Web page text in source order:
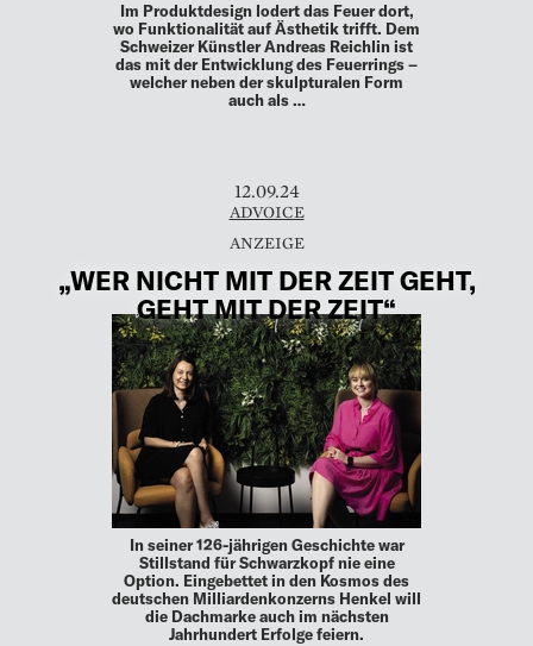
Im Produktdesign lodert das Feuer dort,
wo Funktionalität auf Ästhetik trifft. Dem
Schweizer Künstler Andreas Reichlin ist
das mit der Entwicklung des Feuerrings –
welcher neben der skulpturalen Form
auch als …
12.09.24
ADVOICE
„WER NICHT MIT DER ZEIT GEHT,
GEHT MIT DER ZEIT“
In seiner 126-jährigen Geschichte war
Stillstand für Schwarzkopf nie eine
Option. Eingebettet in den Kosmos des
deutschen Milliardenkonzerns Henkel will
die Dachmarke auch im nächsten
Jahrhundert Erfolge feiern.